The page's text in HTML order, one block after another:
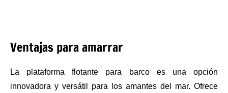
Ventajas para amarrar
La plataforma flotante para barco es una opción
innovadora y versátil para los amantes del mar. Ofrece